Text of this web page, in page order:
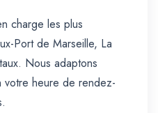
charge les plus
Port de Marseille, La
Nous adaptons
heure de rendez-